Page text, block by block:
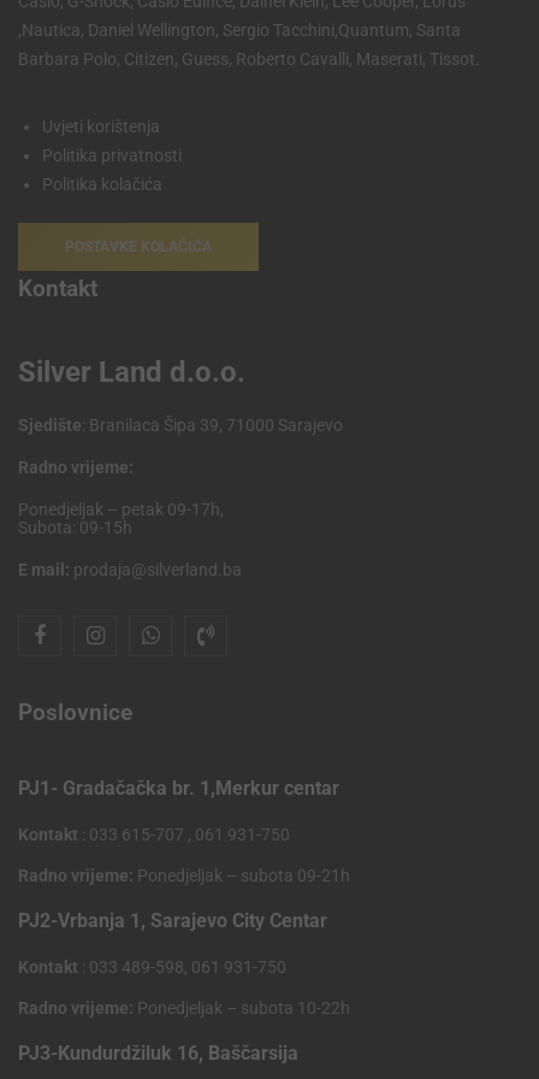
,Nautica, Daniel Wellington, Sergio Tacchini,Quantum, Santa
Barbara Polo, Citizen, Guess, Roberto Cavalli, Maserati, Tissot.
Uvjeti korištenja
Politika privatnosti
Politika kolačića
POSTAVKE KOLAČIĆA
Kontakt
Silver Land d.o.o.
Sjedište: Branilaca Šipa 39, 71000 Sarajevo
Radno vrijeme:
Ponedjeljak – petak 09-17h,
Subota: 09-15h
E mail: prodaja@silverland.ba
Poslovnice
PJ1- Gradačačka br. 1,Merkur centar
Kontakt : 033 615-707 , 061 931-750
Radno vrijeme: Ponedjeljak – subota 09-21h
PJ2-Vrbanja 1, Sarajevo City Centar
Kontakt : 033 489-598, 061 931-750
Radno vrijeme: Ponedjeljak – subota 10-22h
PJ3-Kundurdžiluk 16, Baščarsija